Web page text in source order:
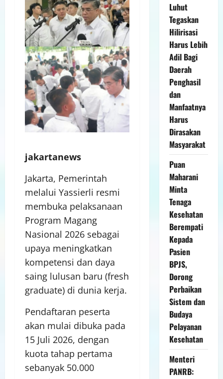
jakartanews
Jakarta, Pemerintah
melalui Yassierli resmi
membuka pelaksanaan
Program Magang
Nasional 2026 sebagai
upaya meningkatkan
kompetensi dan daya
saing lulusan baru (fresh
graduate) di dunia kerja.
Pendaftaran peserta
akan mulai dibuka pada
15 Juli 2026, dengan
kuota tahap pertama
sebanyak 50.000
Luhut
Tegaskan
Hilirisasi
Harus Lebih
Adil Bagi
Daerah
Penghasil
dan
Manfaatnya
Harus
Dirasakan
Masyarakat
Puan
Maharani
Minta
Tenaga
Kesehatan
Berempati
Kepada
Pasien
BPJS,
Dorong
Perbaikan
Sistem dan
Budaya
Pelayanan
Kesehatan
Menteri
PANRB: